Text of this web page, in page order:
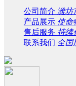
公司简介 潍坊
产品展示 使命
售后服务 持续
联系我们 全国